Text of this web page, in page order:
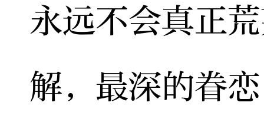
永远不会真正
解，最深的眷